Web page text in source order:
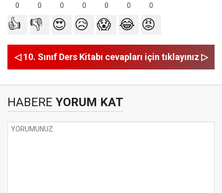
0 0 0 0 0 0 0
👍 👎 😍 😥 😱 😂 😡
◁ 10. Sınıf Ders Kitabı cevapları için tıklayınız ▷
HABERE YORUM KAT